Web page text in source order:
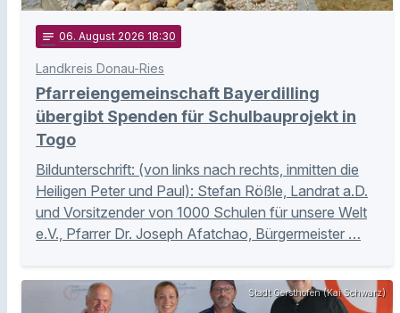
notes 06. August 2026 18:30
Landkreis Donau-Ries
Pfarreiengemeinschaft Bayerdilling
übergibt Spenden für Schulbauprojekt in
Togo
Bildunterschrift: (von links nach rechts, inmitten die
Heiligen Peter und Paul): Stefan Rößle, Landrat a.D.
und Vorsitzender von 1000 Schulen für unsere Welt
e.V., Pfarrer Dr. Joseph Afatchao, Bürgermeister …
Stadt Gersthofen (Kai Schwarz)